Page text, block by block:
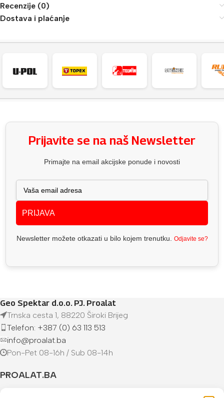
Recenzije (0)
Dostava i plaćanje
Prijavite se na naš Newsletter
Primajte na email akcijske ponude i novosti
PRIJAVA
Newsletter možete otkazati u bilo kojem trenutku. Odjavite se?
Geo Spektar d.o.o. PJ. Proalat
Trnska cesta 1, 88220 Široki Brijeg
Telefon: +387 (0) 63 113 513
info@proalat.ba
Pon-Pet 08-16h / Sub 08-14h
PROALAT.BA